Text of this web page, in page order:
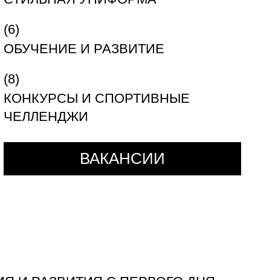
ОБУЧЕНИЕ И РАЗВИТИЕ
КОНКУРСЫ И СПОРТИВНЫЕ
ЧЕЛЛЕНДЖИ
ВАКАНСИИ